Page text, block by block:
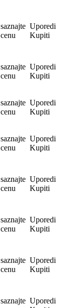
saznajte
cenu
Uporedi
Kupiti
saznajte
cenu
Uporedi
Kupiti
saznajte
cenu
Uporedi
Kupiti
saznajte
cenu
Uporedi
Kupiti
saznajte
cenu
Uporedi
Kupiti
saznajte
cenu
Uporedi
Kupiti
saznajte
cenu
Uporedi
Kupiti
saznajte Uporedi